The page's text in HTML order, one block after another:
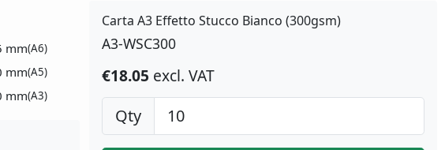
mm(A6)
mm(A5)
mm(A3)
Carta A3 Effetto Stucco Bianco (300gsm)
A3-WSC300
€18.05 excl. VAT
Qty